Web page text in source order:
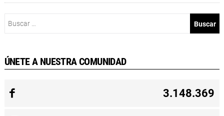
ÚNETE A NUESTRA COMUNIDAD
3.148.369